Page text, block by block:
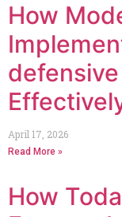
How
April 17, 2026
Read More »
How